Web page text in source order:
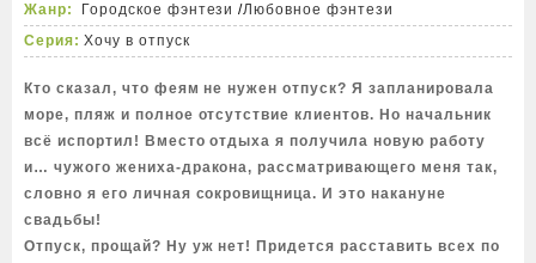
Жанр: Городское фэнтези /Любовное фэнтези
Серия: Хочу в отпуск
Кто сказал, что феям не нужен отпуск? Я запланировала
море, пляж и полное отсутствие клиентов. Но начальник
всё испортил! Вместо отдыха я получила новую работу
и… чужого жениха-дракона, рассматривающего меня так,
словно я его личная сокровищница. И это накануне
свадьбы!
Отпуск, прощай? Ну уж нет! Придется расставить всех по